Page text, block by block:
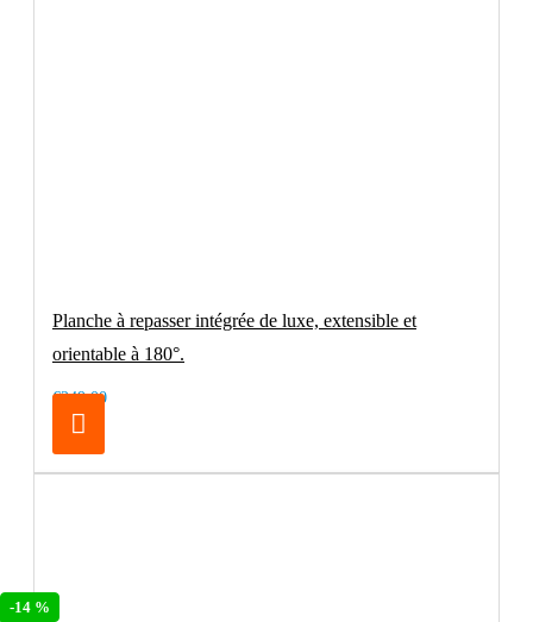
-14 %
Planche à repasser intégrée de luxe, extensible et
orientable à 180°.
€249.00